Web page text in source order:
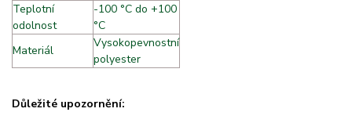
Teplotní
odolnost
-100 °C do +100
°C
Materiál
Vysokopevnostní
polyester
Důležité upozornění: